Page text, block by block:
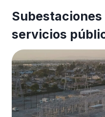
servicios